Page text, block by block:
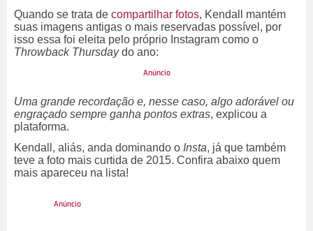
Quando se trata de compartilhar fotos, Kendall mantém
suas imagens antigas o mais reservadas possível, por
isso essa foi eleita pelo próprio Instagram como o
Throwback Thursdaydo ano:
Uma grande recordação e, nesse caso, algo adorável ou
engraçado sempre ganha pontos extras, explicou a
plataforma.
Kendall, aliás, anda dominando o Insta, já que também
teve a foto mais curtida de 2015. Confira abaixo quem
mais apareceu na lista!